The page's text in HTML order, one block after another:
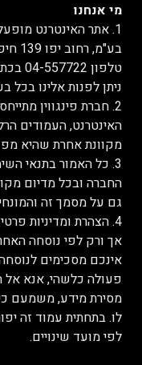
מי אנחנו
1. אתר האינטרנט
בע"מ, רחוב יפו 139 חיפה,
טלפון 04-557722 בכתובת מייל cs@pingwin.co.il
ניתן לפנות אלינו בכל
2. חברת פינגווין
האינטרנט, העמודים
מקוונת אחרת שהיא
3. כל האמור בתנאי
החברה ובכל מדיום
גם על מסמך זה
4. הצהרת ומדיניות
אך ורק לפי נוסחה
אינכם מסכימים
פעולה כלשהי, אנא אל
מסירת מידע, משמעם
לו. בתחתית עמוד זה
לפי מועד שינויים.